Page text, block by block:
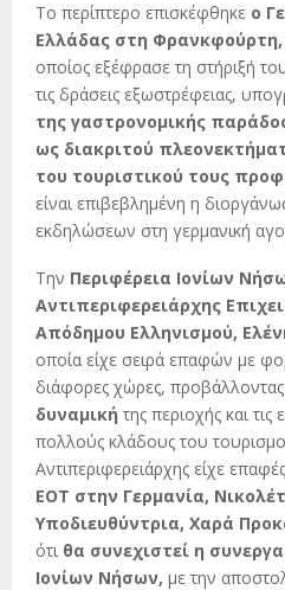
Το περίπτερο επισκέφθηκε ο
Ελλάδας στη
οποίος εξέφρασε τη στήριξή
τις δράσεις εξωστρέφειας,
της γαστρονομικής
ως διακριτού
του τουριστικού τους
είναι επιβεβλημένη η
εκδηλώσεων στη γερμανική
Την Περιφέρεια Ιονίων
Αντιπεριφερειάρχης
Απόδημου Ελληνισμού,
οποία είχε σειρά επαφών με
διάφορες χώρες,
δυναμική της περιοχής και
πολλούς κλάδους του
Αντιπεριφερειάρχης είχε
ΕΟΤ στην Γερμανία,
Υποδιευθύντρια, Χαρά
ότι θα συνεχιστεί η
Ιονίων Νήσων, με την